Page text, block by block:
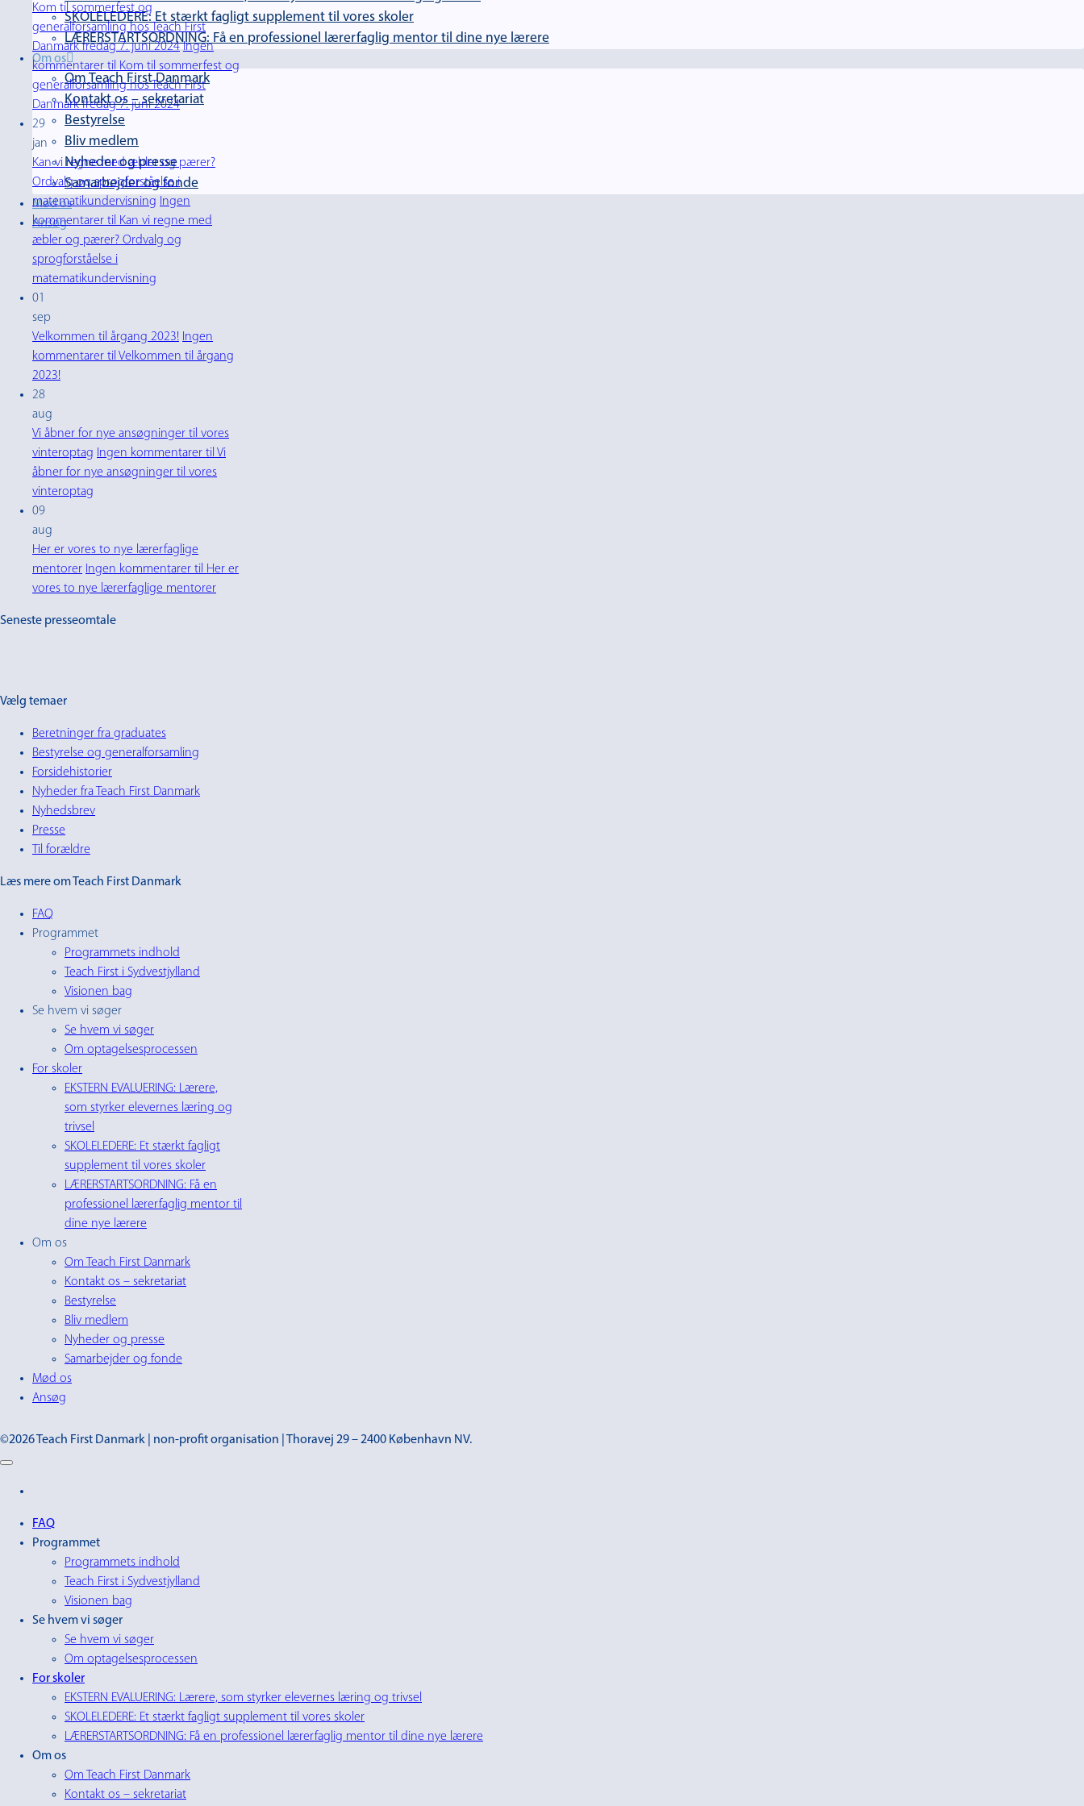
SKOLELEDERE: Et stærkt fagligt supplement til vores skoler
LÆRERSTARTSORDNING: Få en professionel lærerfaglig mentor til dine nye lærere
Om os
Om Teach First Danmark
Kontakt os – sekretariat
Bestyrelse
Bliv medlem
Nyheder og presse
Samarbejder og fonde
Mød os
Ansøg
Kom til sommerfest og
generalforsamling hos Teach First
Danmark fredag 7. juni 2024 Ingen
kommentarertil Kom til sommerfest og
generalforsamling hos Teach First
Danmark fredag 7. juni 2024
29
jan
Kan vi regne med æbler og pærer?
Ordvalg og sprogforståelse i
matematikundervisning Ingen
kommentarer til Kan vi regne med
æbler og pærer? Ordvalg og
sprogforståelse i
matematikundervisning
01
sep
Velkommen til årgang 2023! Ingen
kommentarer til Velkommen til årgang
2023!
28
aug
Vi åbner for nye ansøgninger til vores
vinteroptag Ingen kommentarer til Vi
åbner for nye ansøgninger til vores
vinteroptag
09
aug
Her er vores to nye lærerfaglige
mentorer Ingen kommentarer til Her er
vores to nye lærerfaglige mentorer
Seneste presseomtale
Vælg temaer
Beretninger fra graduates
Bestyrelse og generalforsamling
Forsidehistorier
Nyheder fra Teach First Danmark
Nyhedsbrev
Presse
Til forældre
Læs mere om Teach First Danmark
FAQ
Programmet
Programmets indhold
Teach First i Sydvestjylland
Visionen bag
Se hvem vi søger
Se hvem vi søger
Om optagelsesprocessen
For skoler
EKSTERN EVALUERING: Lærere,
som styrker elevernes læring og
trivsel
SKOLELEDERE: Et stærkt fagligt
supplement til vores skoler
LÆRERSTARTSORDNING: Få en
professionel lærerfaglig mentor til
dine nye lærere
Om os
Om Teach First Danmark
Kontakt os – sekretariat
Bestyrelse
Bliv medlem
Nyheder og presse
Samarbejder og fonde
Mød os
Ansøg
©2026 Teach First Danmark | non-profit organisation | Thoravej 29 – 2400 København NV.
FAQ
Programmet
Programmets indhold
Teach First i Sydvestjylland
Visionen bag
Se hvem vi søger
Se hvem vi søger
Om optagelsesprocessen
For skoler
EKSTERN EVALUERING: Lærere, som styrker elevernes læring og trivsel
SKOLELEDERE: Et stærkt fagligt supplement til vores skoler
LÆRERSTARTSORDNING: Få en professionel lærerfaglig mentor til dine nye lærere
Om os
Om Teach First Danmark
Kontakt os – sekretariat